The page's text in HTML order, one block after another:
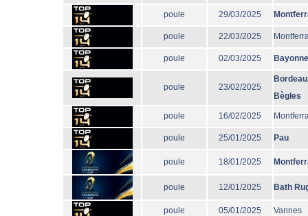
poule 29/03/2025
poule 22/03/2025
poule 02/03/2025 Bayonne
poule 23/02/2025
Bègles
poule 16/02/2025
poule 25/01/2025 Pau
poule 18/01/2025
poule 12/01/2025 Bath
poule 05/01/2025 Vannes